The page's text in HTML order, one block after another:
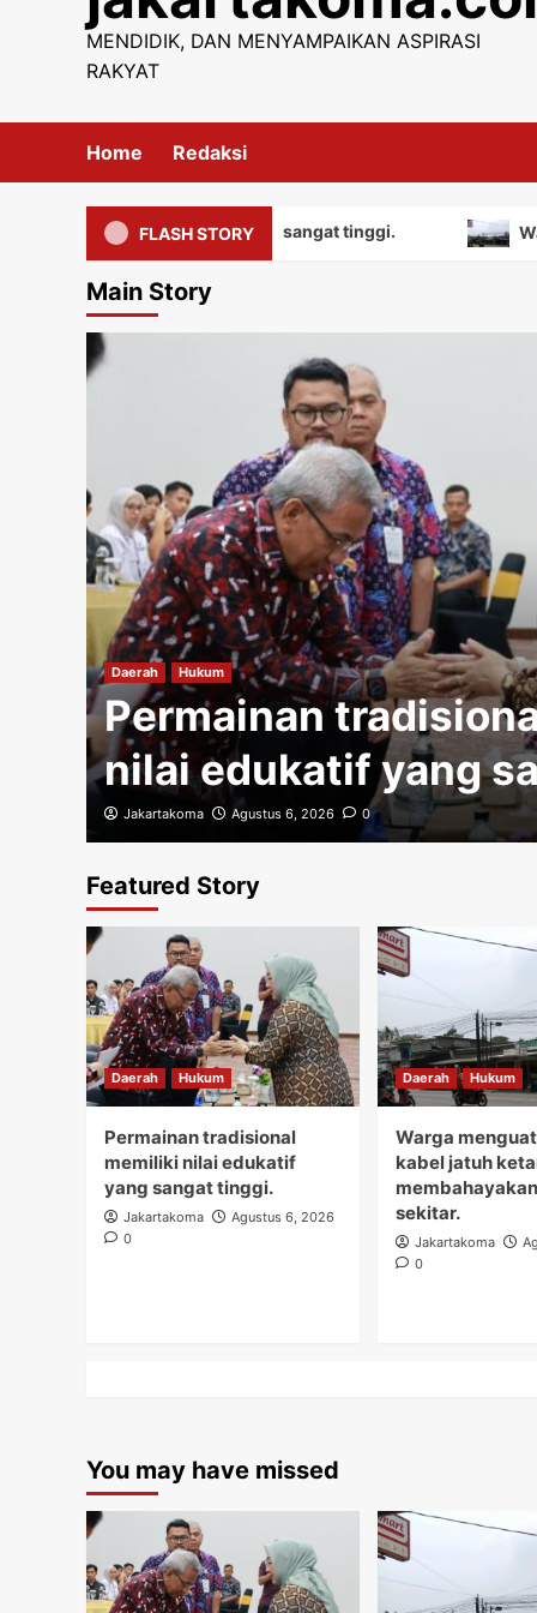
MENDIDIK, DAN MENYAMPAIKAN ASPIRASI
RAKYAT
Home Redaksi
FLASH STORY
nilai edukatif yang sangat tinggi. Warga
Main Story
Daerah Hukum
Permainan
nilai edukatif yang
Jakartakoma Agustus 6, 2026 0
Featured Story
Daerah Hukum
Permainan tradisional
memiliki nilai edukatif
yang sangat tinggi.
Jakartakoma
Agustus 6, 2026
0
Daerah Hukum
Warga
kabel jatuh
sekitar.
Jakartakoma
0
You may have missed